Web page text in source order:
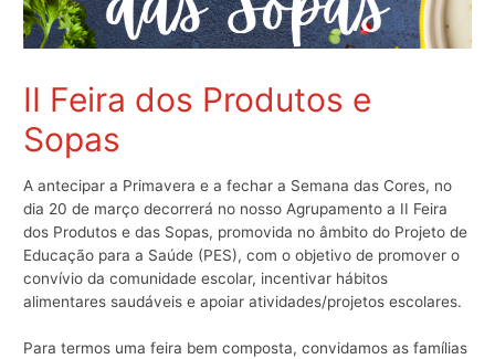
II Feira dos Produtos e
Sopas
A antecipar a Primavera e a fechar a Semana das Cores, no
dia 20 de março decorrerá no nosso Agrupamento a II Feira
dos Produtos e das Sopas, promovida no âmbito do Projeto de
Educação para a Saúde (PES), com o objetivo de promover o
convívio da comunidade escolar, incentivar hábitos
alimentares saudáveis e apoiar atividades/projetos escolares.
Para termos uma feira bem composta, convidamos as famílias